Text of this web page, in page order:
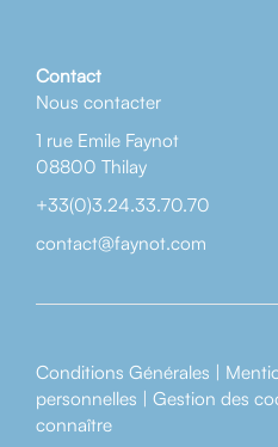
Contact
Nous contacter
1 rue Emile Faynot
08800 Thilay
+33(0)3.24.33.70.70
contact@faynot.com
Conditions Générales |
personnelles | Gestion des
connaître